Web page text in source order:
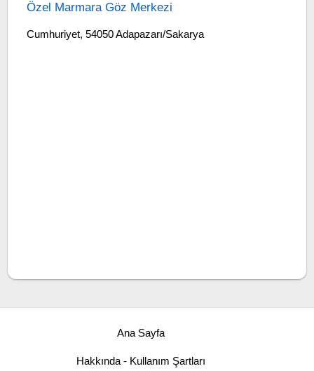
Özel Marmara Göz Merkezi
Cumhuriyet, 54050 Adapazarı/Sakarya
Ana Sayfa
Hakkında - Kullanım Şartları